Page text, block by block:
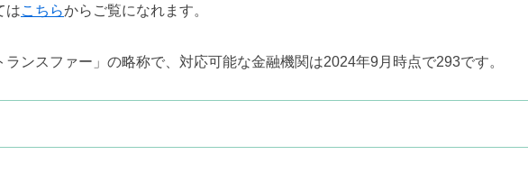
はこちらからご覧になれます。
ンスファー」の略称で、対応可能な金融機関は2024年9月時点で293です。